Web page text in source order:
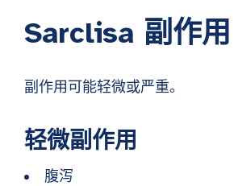
Sarclisa 副作用
副作用可能轻微或严重。
轻微副作用
腹泻